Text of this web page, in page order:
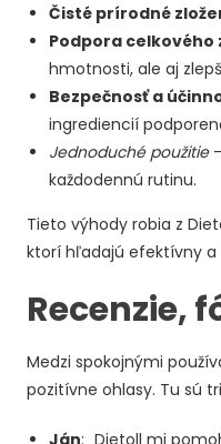
Čisté prírodné
Podpora celkového
hmotnosti, ale aj
Bezpečnosť a
ingrediencií
Jednoduché použitie
každodennú rutinu.
Tieto výhody robia z
ktorí hľadajú efektívny
Recenzie,
Medzi spokojnými
pozitívne ohlasy. Tu sú
Ján: „Dietoll mi